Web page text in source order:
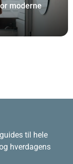
moderne
til hele
hverdagens